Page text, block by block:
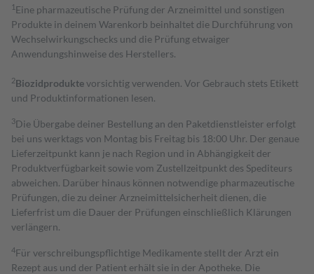
1 Eine pharmazeutische Prüfung der Arzneimittel und sonstigen
Produkte in deinem Warenkorb beinhaltet die Durchführung von
Wechselwirkungschecks und die Prüfung etwaiger
Anwendungshinweise des Herstellers.
2Biozidproduktevorsichtig verwenden. Vor Gebrauch stets Etikett
und Produktinformationen lesen.
3Die Übergabe deiner Bestellung an den Paketdienstleister erfolgt
bei uns werktags von Montag bis Freitag bis 18:00 Uhr. Der genaue
Lieferzeitpunkt kann je nach Region und in Abhängigkeit der
Produktverfügbarkeit sowie vom Zustellzeitpunkt des Spediteurs
abweichen. Darüber hinaus können notwendige pharmazeutische
Prüfungen, die zu deiner Arzneimittelsicherheit dienen, die
Lieferfrist um die Dauer der Prüfungen einschließlich Klärungen
verlängern.
4Für verschreibungspflichtige Medikamente stellt der Arzt ein
Rezept aus und der Patient erhält sie in der Apotheke. Die